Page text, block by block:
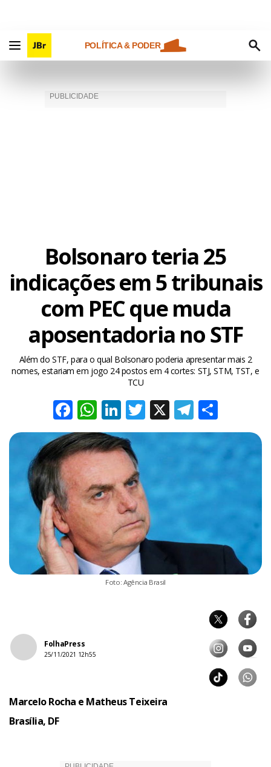
POLÍTICA & PODER
Bolsonaro teria 25
indicações em 5 tribunais
com PEC que muda
aposentadoria no STF
Além do STF, para o qual Bolsonaro poderia apresentar mais 2
nomes, estariam em jogo 24 postos em 4 cortes: STJ, STM, TST, e
TCU
Facebook
WhatsApp
LinkedIn
Twitter
X
Foto: Agência Brasil
FolhaPress
25/11/2021 12h55
Marcelo Rocha e Matheus Teixeira
Brasília, DF